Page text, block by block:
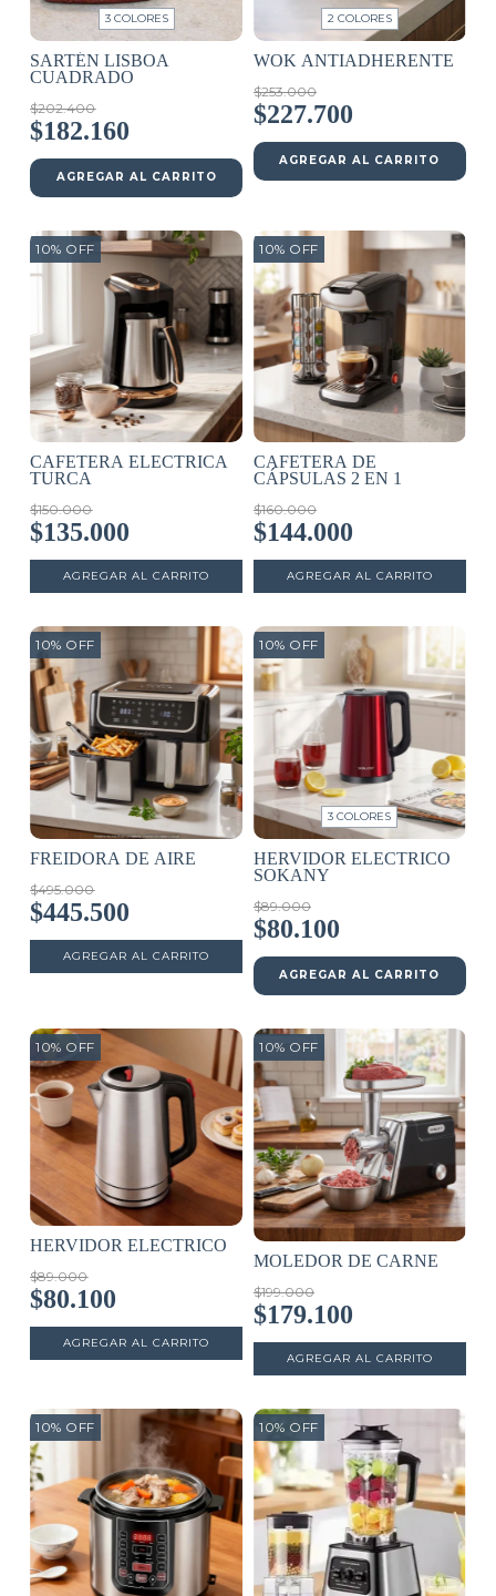
3 COLORES
SARTÉN LISBOA
CUADRADO
$202.400
$182.160
AGREGAR AL CARRITO
2 COLORES
WOK ANTIADHERENTE
$253.000
$227.700
AGREGAR AL CARRITO
10% OFF
CAFETERA ELECTRICA
TURCA
$150.000
$135.000
10% OFF
CAFETERA DE
CÁPSULAS 2 EN 1
$160.000
$144.000
10% OFF
FREIDORA DE AIRE
$495.000
$445.500
10% OFF
3 COLORES
HERVIDOR ELECTRICO
SOKANY
$89.000
$80.100
AGREGAR AL CARRITO
10% OFF
HERVIDOR ELECTRICO
$89.000
$80.100
10% OFF
MOLEDOR DE CARNE
$199.000
$179.100
10% OFF 10% OFF